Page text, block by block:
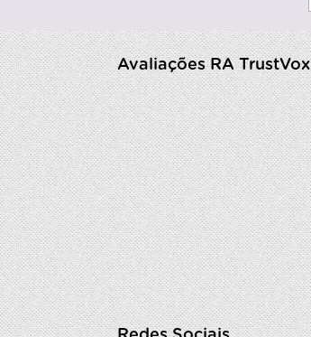
Avaliações RA TrustVox